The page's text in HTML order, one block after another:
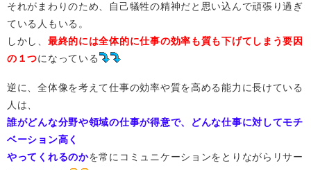
それがまわりのため、自己犠牲の精神だと思い込んで頑張り過ぎ
ている人もいる。
しかし、 最終的には全体的に仕事の効率も質も下げてしまう要因
の１つになっている
逆に、全体像を考えて仕事の効率や質を高める能力に長けている
人は、
誰がどんな分野や領域の仕事が得意で、どんな仕事に対してモチ
ベーション高く
やってくれるのかを常にコミュニケーションをとりながらリサー